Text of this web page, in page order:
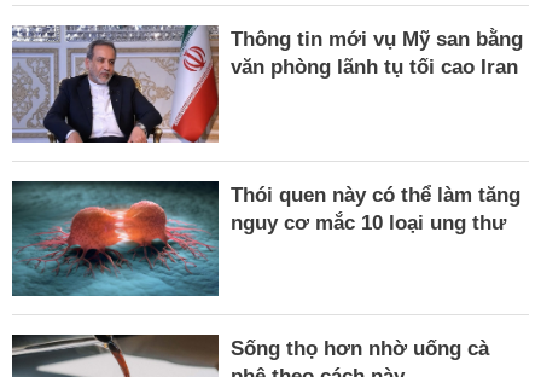
Thông tin mới vụ Mỹ san bằng
văn phòng lãnh tụ tối cao Iran
Thói quen này có thể làm tăng
nguy cơ mắc 10 loại ung thư
Sống thọ hơn nhờ uống cà